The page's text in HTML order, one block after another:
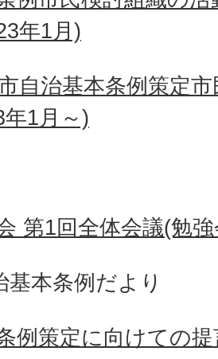
年1月)
自治基本条例策定
1月～)
第1回全体会議(勉
基本条例だより
例策定に向けての